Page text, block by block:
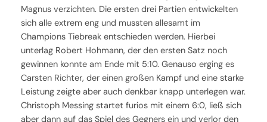
Magnus verzichten. Die ersten drei Partien entwickelten
sich alle extrem eng und mussten allesamt im
Champions Tiebreak entschieden werden. Hierbei
unterlag Robert Hohmann, der den ersten Satz noch
gewinnen konnte am Ende mit 5:10. Genauso erging es
Carsten Richter, der einen großen Kampf und eine starke
Leistung zeigte aber auch denkbar knapp unterlegen war.
Christoph Messing startet furios mit einem 6:0, ließ sich
aber dann auf das Spiel des Gegners ein und verlor den